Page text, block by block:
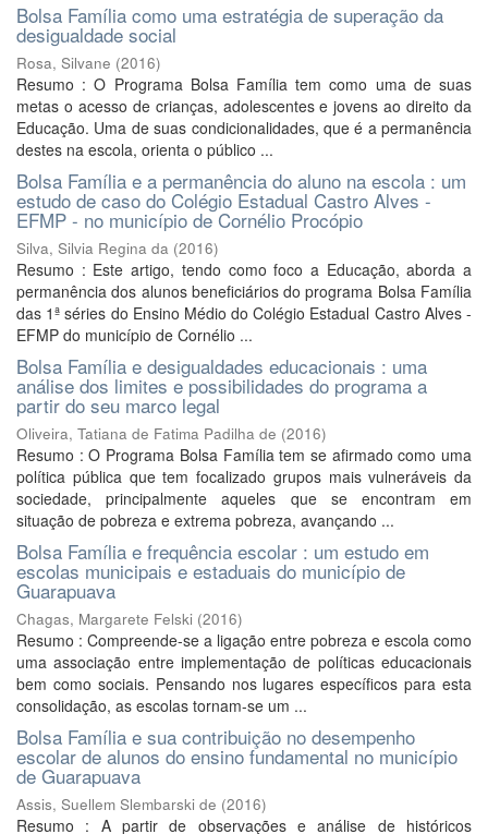
Bolsa Família como uma estratégia de superação da
desigualdade social
Rosa, Silvane (2016)
Resumo : O Programa Bolsa Família tem como uma de suas
metas o acesso de crianças, adolescentes e jovens ao direito da
Educação. Uma de suas condicionalidades, que é a permanência
destes na escola, orienta o público ...
Bolsa Família e a permanência do aluno na escola : um
estudo de caso do Colégio Estadual Castro Alves -
EFMP - no município de Cornélio Procópio
Silva, Silvia Regina da (2016)
Resumo : Este artigo, tendo como foco a Educação, aborda a
permanência dos alunos beneficiários do programa Bolsa Família
das 1ª séries do Ensino Médio do Colégio Estadual Castro Alves -
EFMP do município de Cornélio ...
Bolsa Família e desigualdades educacionais : uma
análise dos limites e possibilidades do programa a
partir do seu marco legal
Oliveira, Tatiana de Fatima Padilha de (2016)
Resumo : O Programa Bolsa Família tem se afirmado como uma
política pública que tem focalizado grupos mais vulneráveis da
sociedade, principalmente aqueles que se encontram em
situação de pobreza e extrema pobreza, avançando ...
Bolsa Família e frequência escolar : um estudo em
escolas municipais e estaduais do município de
Guarapuava
Chagas, Margarete Felski (2016)
Resumo : Compreende-se a ligação entre pobreza e escola como
uma associação entre implementação de políticas educacionais
bem como sociais. Pensando nos lugares específicos para esta
consolidação, as escolas tornam-se um ...
Bolsa Família e sua contribuição no desempenho
escolar de alunos do ensino fundamental no município
de Guarapuava
Assis, Suellem Slembarski de (2016)
Resumo : A partir de observações e análise de históricos